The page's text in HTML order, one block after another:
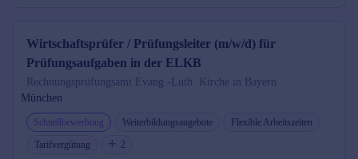
Wirtschaftsprüfer / Prüfungsleiter (m/w/d) für
Prüfungsaufgaben in der ELKB
Rechnungsprüfungsamt Evang.-Luth. Kirche in Bayern
München
Schnellbewerbung Weiterbildungsangebote
Flexible Arbeitszeiten
Tarifvergütung
2